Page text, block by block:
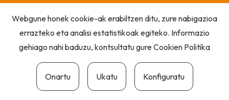
Webgune honek cookie-ak erabiltzen ditu, zure nabigazioa
errazteko eta analisi estatistikoak egiteko. Informazio
gehiago nahi baduzu, kontsultatu gureCookien Politika
Onartu Ukatu Konfiguratu